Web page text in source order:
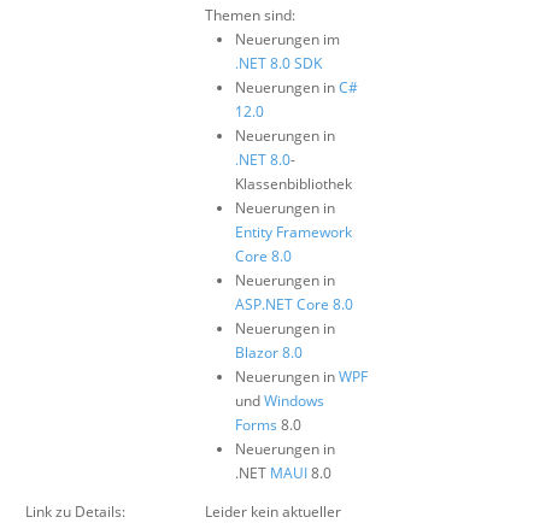
Themen sind:
Neuerungen im
.NET 8.0SDK
Neuerungen inC#
12.0
Neuerungen in
.NET 8.0-
Klassenbibliothek
Neuerungen in
Entity Framework
Core 8.0
Neuerungen in
ASP.NET Core 8.0
Neuerungen in
Blazor 8.0
Neuerungen inWPF
undWindows
Forms 8.0
Neuerungen in
.NET MAUI8.0
Link zu Details:
Leider kein aktueller